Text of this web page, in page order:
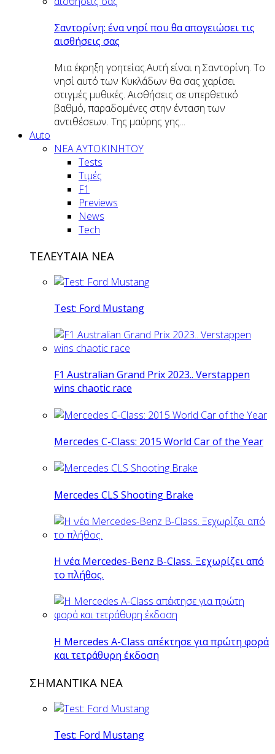
Σαντορίνη: ένα νησί που θα απογειώσει τις
αισθήσεις σας
Μια έκρηξη γοητείας.Αυτή είναι η Σαντορίνη. Το
νησί αυτό των Κυκλάδων θα σας χαρίσει
στιγμές μυθικές. Αισθήσεις σε υπερθετικό
βαθμό, παραδομένες στην ένταση των
αντιθέσεων. Της μαύρης γης...
Auto
NEA AYTOKINHTOY
Tests
Τιμές
F1
Previews
News
Tech
ΤΕΛΕΥΤΑΙΑ ΝΕΑ
Test: Ford Mustang
F1 Australian Grand Prix 2023.. Verstappen
wins chaotic race
Mercedes C-Class: 2015 World Car of the Year
Mercedes CLS Shooting Brake
Η νέα Mercedes-Benz B-Class. Ξεχωρίζει από
το πλήθος.
H Mercedes Α-Class απέκτησε για πρώτη φορά
και τετράθυρη έκδοση
ΣΗΜΑΝΤΙΚΑ ΝΕΑ
Test: Ford Mustang